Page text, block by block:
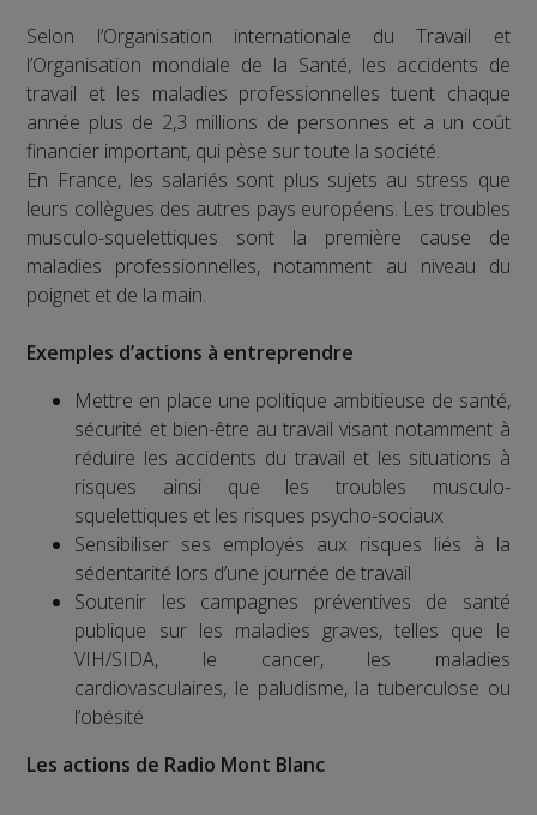
Selon l’Organisation internationale du Travail et
l’Organisation mondiale de la Santé, les accidents de
travail et les maladies professionnelles tuent chaque
année plus de 2,3 millions de personnes et a un coût
financier important, qui pèse sur toute la société.
En France, les salariés sont plus sujets au stress que
leurs collègues des autres pays européens. Les troubles
musculo-squelettiques sont la première cause de
maladies professionnelles, notamment au niveau du
poignet et de la main.
Exemples d’actions à entreprendre
Mettre en place une politique ambitieuse de santé,
sécurité et bien-être au travail visant notamment à
réduire les accidents du travail et les situations à
risques ainsi que les troubles musculo-
squelettiques et les risques psycho-sociaux
Sensibiliser ses employés aux risques liés à la
sédentarité lors d’une journée de travail
Soutenir les campagnes préventives de santé
publique sur les maladies graves, telles que le
VIH/SIDA, le cancer, les maladies
cardiovasculaires, le paludisme, la tuberculose ou
l’obésité
Les actions de Radio Mont Blanc